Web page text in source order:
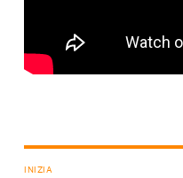
INIZIA